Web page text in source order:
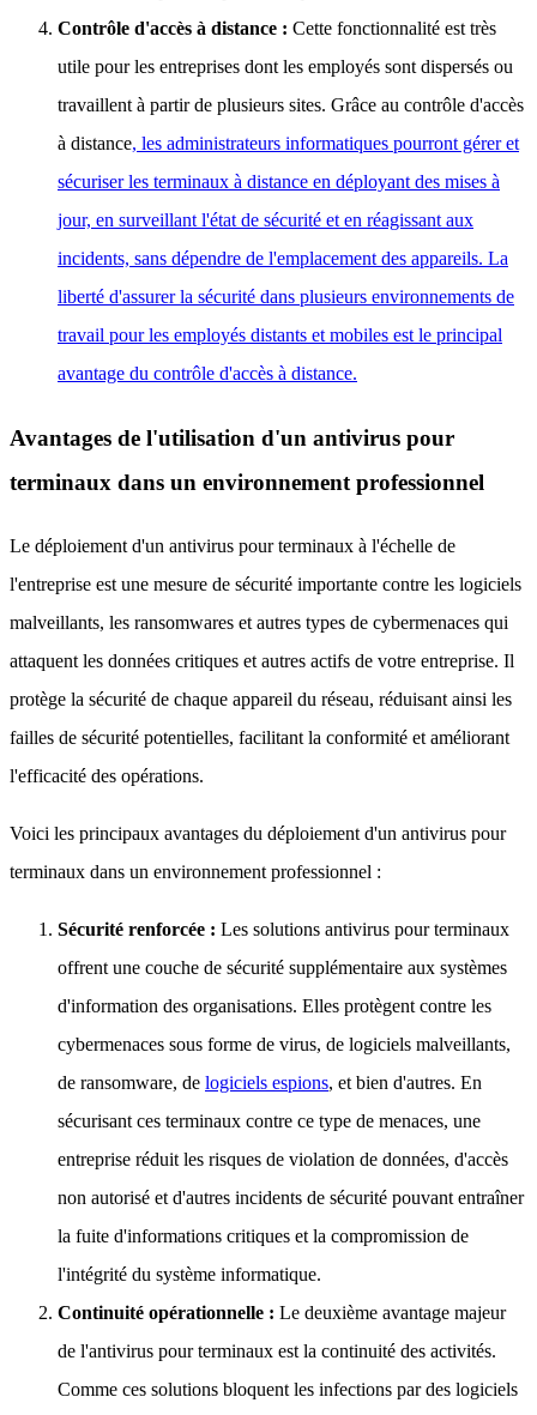
Contrôle d'accès à distance : Cette fonctionnalité est très
utile pour les entreprises dont les employés sont dispersés ou
travaillent à partir de plusieurs sites. Grâce au contrôle d'accès
à distance, les administrateurs informatiques pourront gérer et
sécuriser les terminaux à distance en déployant des mises à
jour, en surveillant l'état de sécurité et en réagissant aux
incidents, sans dépendre de l'emplacement des appareils. La
liberté d'assurer la sécurité dans plusieurs environnements de
travail pour les employés distants et mobiles est le principal
avantage du contrôle d'accès à distance.
Avantages de l'utilisation d'un antivirus pour
terminaux dans un environnement professionnel
Le déploiement d'un antivirus pour terminaux à l'échelle de
l'entreprise est une mesure de sécurité importante contre les logiciels
malveillants, les ransomwares et autres types de cybermenaces qui
attaquent les données critiques et autres actifs de votre entreprise. Il
protège la sécurité de chaque appareil du réseau, réduisant ainsi les
failles de sécurité potentielles, facilitant la conformité et améliorant
l'efficacité des opérations.
Voici les principaux avantages du déploiement d'un antivirus pour
terminaux dans un environnement professionnel :
Sécurité renforcée : Les solutions antivirus pour terminaux
offrent une couche de sécurité supplémentaire aux systèmes
d'information des organisations. Elles protègent contre les
cybermenaces sous forme de virus, de logiciels malveillants,
de ransomware, de logiciels espions, et bien d'autres. En
sécurisant ces terminaux contre ce type de menaces, une
entreprise réduit les risques de violation de données, d'accès
non autorisé et d'autres incidents de sécurité pouvant entraîner
la fuite d'informations critiques et la compromission de
l'intégrité du système informatique.
Continuité opérationnelle : Le deuxième avantage majeur
de l'antivirus pour terminaux est la continuité des activités.
Comme ces solutions bloquent les infections par des logiciels